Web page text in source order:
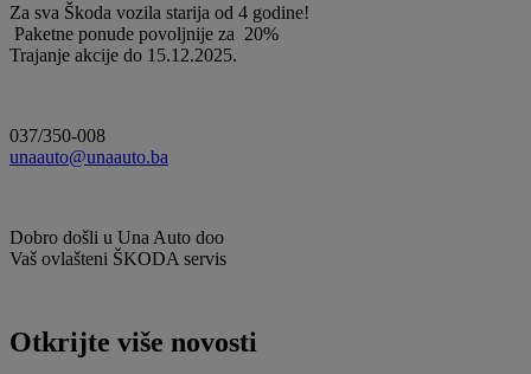
Za sva Škoda vozila starija od 4 godine!
Paketne ponude povoljnije za 20%
Trajanje akcije do 15.12.2025.
037/350-008
unaauto@unaauto.ba
Dobro došli u Una Auto doo
Vaš ovlašteni ŠKODA servis
Otkrijte više novosti